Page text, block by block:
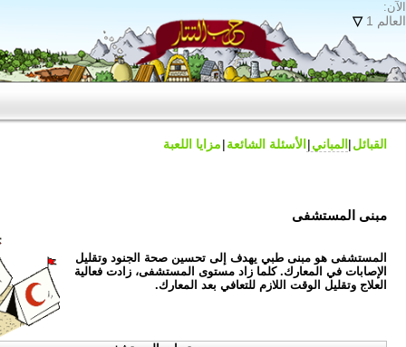
يهدف إلى تحسين صحة الجنود وتقليل